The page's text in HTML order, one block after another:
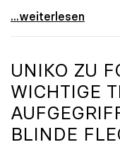
uniko zu
...weiterlesen
UNIKO ZU
WICHTIGE
BLINDE